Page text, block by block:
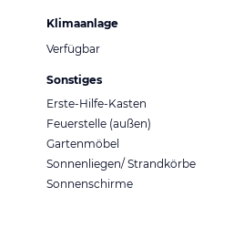
Klimaanlage
Verfügbar
Sonstiges
Erste-Hilfe-Kasten
Feuerstelle (außen)
Gartenmöbel
Sonnenliegen/ Strandkörbe
Sonnenschirme